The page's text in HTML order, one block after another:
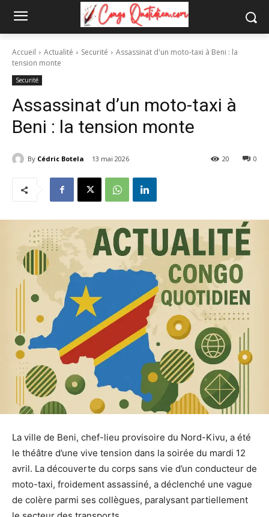
Accueil Actualité Securité
Assassinat d'un moto-taxi à Beni : la
tension monte
Securité
Assassinat d’un moto-taxi à
Beni : la tension monte
By Cédric Botela 13 mai 2026 0
20
La ville de Beni, chef-lieu provisoire du Nord-Kivu, a été
le théâtre d’une vive tension dans la soirée du mardi 12
avril. La découverte du corps sans vie d’un conducteur de
moto-taxi, froidement assassiné, a déclenché une vague
de colère parmi ses collègues, paralysant partiellement